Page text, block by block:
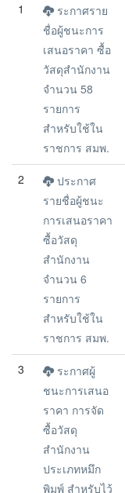
1
ระกาศราย
ชื่อผู้ชนะการ
เสนอราคา ซื้อ
วัสดุสำนักงาน
จำนวน 58
รายการ
สำหรับใช้ใน
ราชการ สมพ.
2
ประกาศ
รายชื่อผู้ชนะ
การเสนอราคา
ซื้อวัสดุ
สำนักงาน
จำนวน 6
รายการ
สำหรับใช้ใน
ราชการ สมพ.
3
ระกาศผู้
ชนะการเสนอ
ราคา การจัด
ซื้อวัสดุ
สำนักงาน
ประเภทหมึก
พิมพ์ สำหรับไว้